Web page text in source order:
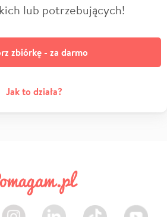
lub potrzebujących!
zbiórkę - za darmo
Jak to działa?
Instagram LinkedIn TikTok Youtube